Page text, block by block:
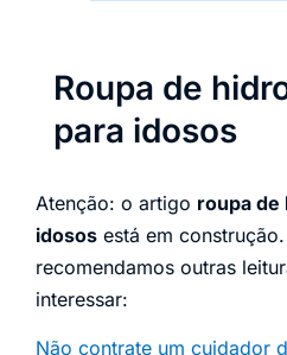
Roupa de
para idosos
Atenção: o artigo roupa de
idosos está em
recomendamos outras
interessar:
Não contrate um cuidador